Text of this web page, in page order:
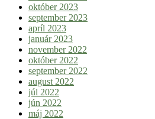
október 2023
september 2023
apríl 2023
január 2023
november 2022
október 2022
september 2022
august 2022
júl 2022
jún 2022
máj 2022